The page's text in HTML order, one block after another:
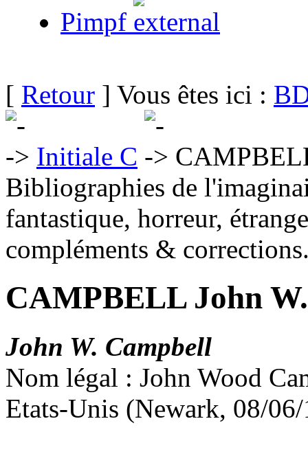
Pimpf
[ Retour ] Vous êtes ici :
Initiale C
Bibliographies de
fantastique, horreur,
compléments &
CAMPBELL John W.
John W. Campbell
Nom légal : John Wood
Etats-Unis (Newark, 08/